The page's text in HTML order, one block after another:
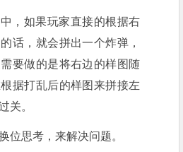
，如果玩家直接的根据右
话，就会拼出一个炸弹，
要做的是将右边的样图随
据打乱后的样图来拼接左
关。
位思考，来解决问题。